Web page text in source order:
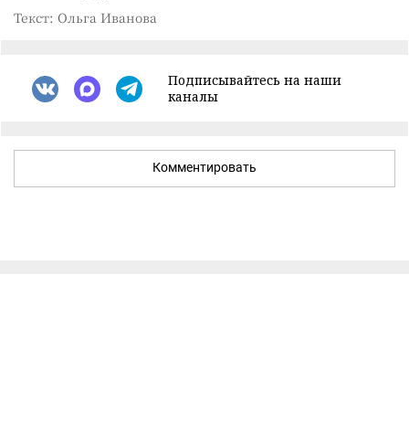
Текст: Ольга Иванова
Подписывайтесь на наши
каналы
Комментировать